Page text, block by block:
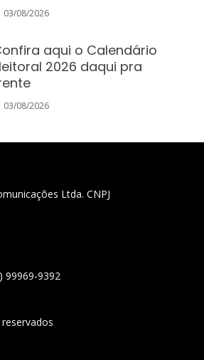
03/08/2026
aqui o Calendário
2026 daqui pra
03/08/2026
Ltda. CNPJ
99969-9392